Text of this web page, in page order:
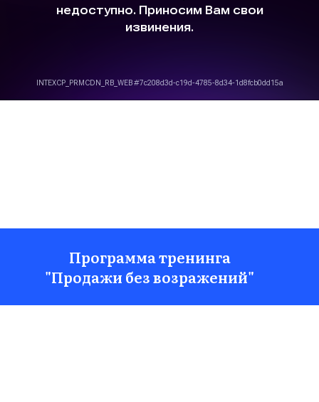
Программа тренинга
"Продажи без возражений"